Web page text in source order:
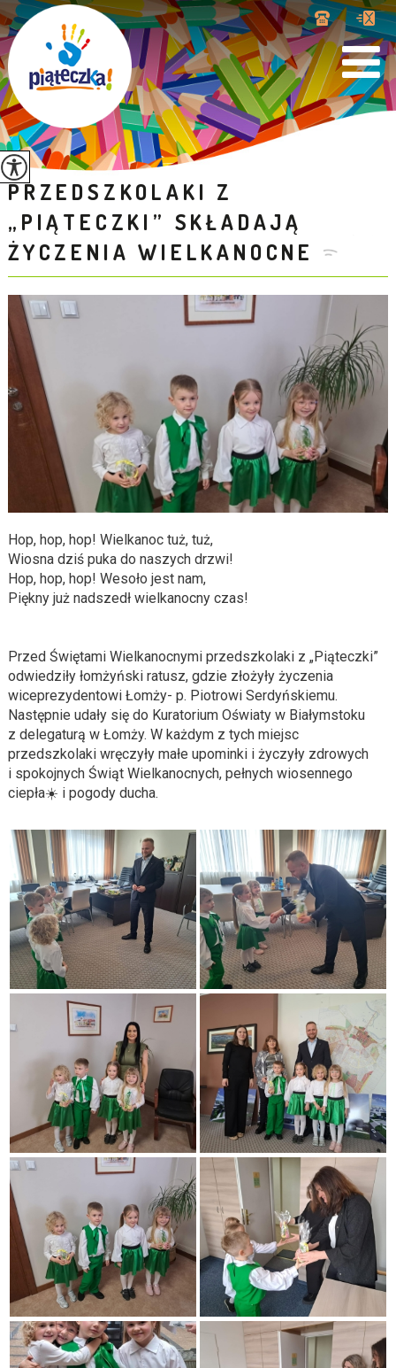
PRZEDSZKOLAKI Z
„PIĄTECZKI” SKŁADAJĄ
ŻYCZENIA WIELKANOCNE
Hop, hop, hop! Wielkanoc tuż, tuż,
Wiosna dziś puka do naszych drzwi!
Hop, hop, hop! Wesoło jest nam,
Piękny już nadszedł wielkanocny czas!
Przed Świętami Wielkanocnymi przedszkolaki z „Piąteczki”
odwiedziły łomżyński ratusz, gdzie złożyły życzenia
wiceprezydentowi Łomży- p. Piotrowi Serdyńskiemu.
Następnie udały się do Kuratorium Oświaty w Białymstoku
z delegaturą w Łomży. W każdym z tych miejsc
przedszkolaki wręczyły małe upominki i życzyły zdrowych
i spokojnych Świąt Wielkanocnych, pełnych wiosennego
ciepła☀️ i pogody ducha.